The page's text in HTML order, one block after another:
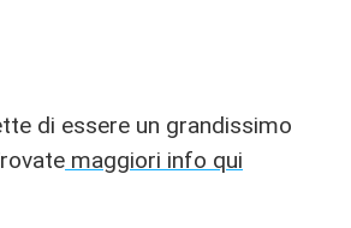
di essere un grandissimo
maggiori info qui